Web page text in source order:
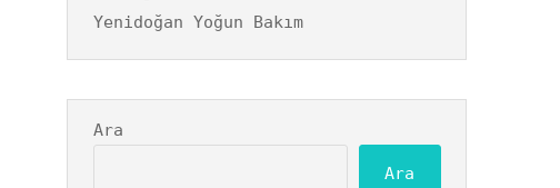
Yenidoğan Yoğun Bakım
Ara
Ara